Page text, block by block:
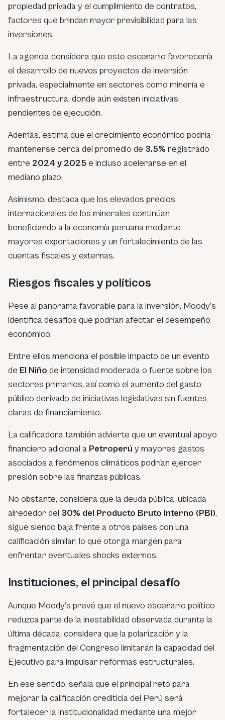
propiedad privada y el cumplimiento de contratos,
factores que brindan mayor previsibilidad para las
inversiones.
La agencia considera que este escenario favorecería
el desarrollo de nuevos proyectos de inversión
privada, especialmente en sectores como minería e
infraestructura, donde aún existen iniciativas
pendientes de ejecución.
Además, estima que el crecimiento económico podría
mantenerse cerca del promedio de 3.5% registrado
entre 2024 y 2025 e incluso acelerarse en el
mediano plazo.
Asimismo, destaca que los elevados precios
internacionales de los minerales continúan
beneficiando a la economía peruana mediante
mayores exportaciones y un fortalecimiento de las
cuentas fiscales y externas.
Riesgos fiscales y políticos
Pese al panorama favorable para la inversión, Moody’s
identifica desafíos que podrían afectar el desempeño
económico.
Entre ellos menciona el posible impacto de un evento
de El Niño de intensidad moderada o fuerte sobre los
sectores primarios, así como el aumento del gasto
público derivado de iniciativas legislativas sin fuentes
claras de financiamiento.
La calificadora también advierte que un eventual apoyo
financiero adicional a Petroperú y mayores gastos
asociados a fenómenos climáticos podrían ejercer
presión sobre las finanzas públicas.
No obstante, considera que la deuda pública, ubicada
alrededor del 30% del Producto Bruto Interno (PBI),
sigue siendo baja frente a otros países con una
calificación similar, lo que otorga margen para
enfrentar eventuales shocks externos.
Instituciones, el principal desafío
Aunque Moody’s prevé que el nuevo escenario político
reduzca parte de la inestabilidad observada durante la
última década, considera que la polarización y la
fragmentación del Congreso limitarán la capacidad del
Ejecutivo para impulsar reformas estructurales.
En ese sentido, señala que el principal reto para
mejorar la calificación crediticia del Perú será
fortalecer la institucionalidad mediante una mejor